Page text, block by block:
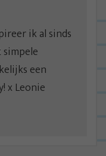
ik al sinds
simpele
een
x Leonie